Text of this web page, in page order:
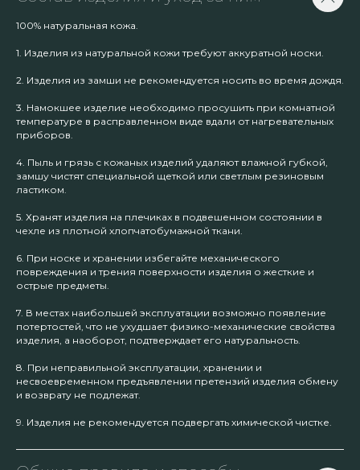
100% натуральная кожа.
1. Изделия из натуральной кожи требуют аккуратной носки.
2. Изделия из замши не рекомендуется носить во время дождя.
3. Намокшее изделие необходимо просушить при комнатной
температуре в расправленном виде вдали от нагревательных
приборов.
4. Пыль и грязь с кожаных изделий удаляют влажной губкой,
замшу чистят специальной щеткой или светлым резиновым
ластиком.
5. Хранят изделия на плечиках в подвешенном состоянии в
чехле из плотной хлопчатобумажной ткани.
6. При носке и хранении избегайте механического
повреждения и трения поверхности изделия о жесткие и
острые предметы.
7. В местах наибольшей эксплуатации возможно появление
потертостей, что не ухудшает физико-механические свойства
изделия, а наоборот, подтверждает его натуральность.
8. При неправильной эксплуатации, хранении и
несвоевременном предъявлении претензий изделия обмену
и возврату не подлежат.
9. Изделия не рекомендуется подвергать химической чистке.